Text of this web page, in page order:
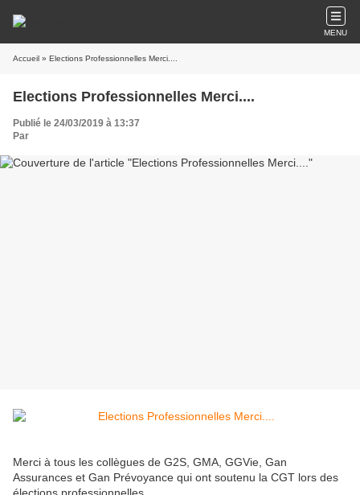
MENU
Accueil » Elections Professionnelles Merci....
Elections Professionnelles Merci....
Publié le 24/03/2019 à 13:37
Par
Merci à tous les collègues de G2S, GMA, GGVie, Gan
Assurances et Gan Prévoyance qui ont soutenu la CGT lors des